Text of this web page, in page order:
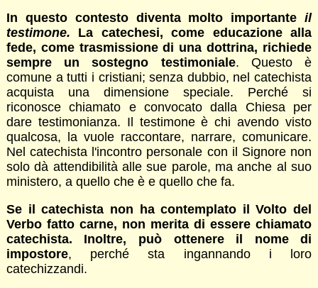
In questo contesto diventa molto importanteil
testimone. La catechesi, come educazione alla
fede, come trasmissione di una dottrina, richiede
sempre un sostegno testimoniale. Questo è
comune a tutti i cristiani; senza dubbio, nel catechista
acquista una dimensione speciale. Perché si
riconosce chiamato e convocato dalla Chiesa per
dare testimonianza. Il testimone è chi avendo visto
qualcosa, la vuole raccontare, narrare, comunicare.
Nel catechista l'incontro personale con il Signore non
solo dà attendibilità alle sue parole, ma anche al suo
ministero, a quello che è e quello che fa.
Se il catechista non ha contemplato il Volto del
Verbo fatto carne, non merita di essere chiamato
catechista. Inoltre, può ottenere il nome di
impostore, perché sta ingannando i loro
catechizzandi.